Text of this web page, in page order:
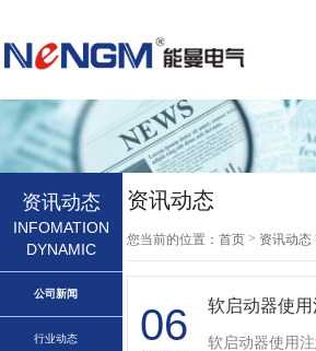
资讯动态
INFOMATION
DYNAMIC
公司新闻
行业动态
资讯动态
您当前的位置：首页 > 资讯动态
06 软启动器使
软启动器使用